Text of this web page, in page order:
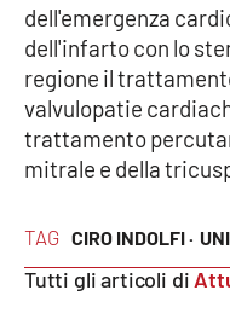
TAG CIRO INDOLFI ·
Tutti gli articoli di
dell'emergenza
dell'infarto con lo
regione il
valvulopatie
trattamento
mitrale e della